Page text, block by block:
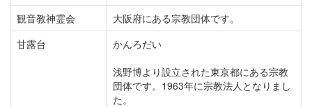
観音教神霊会
大阪府にある宗教団体です。
甘露台
かんろだい
浅野博より設立された東京都にある宗教
団体です。1963年に宗教法人となりまし
た。